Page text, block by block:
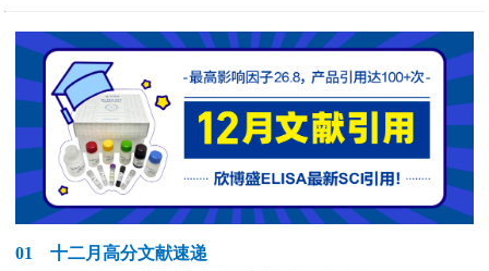
癌症生物学 表观遗传学 代谢生物学 发育生物学
干细胞与再生医学 免疫学 微生物学 神经科学
细胞生物学 心血管生物学 信号转导
定制代测
ELISA定制
01 十二月高分文献速递